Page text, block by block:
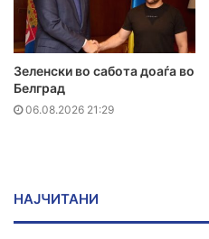
Зеленски во сабота доаѓа во
Белград
06.08.2026 21:29
НАЈЧИТАНИ